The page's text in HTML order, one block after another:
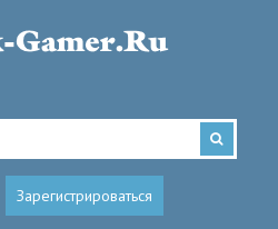
Зарегистрироваться